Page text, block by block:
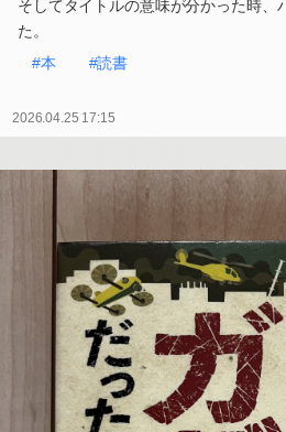
そしてタイトルの意味が分かった時、
た。
#本
#読書
2026.04.25 17:15